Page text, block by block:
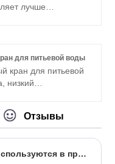
лучше
для питьевой воды
кран для питьевой
низкий
отделки,
Кроме
заказы OEM и
Отзывы
Какие материалы чаще всего используются в производстве 3-ходовых кухонных кранов?